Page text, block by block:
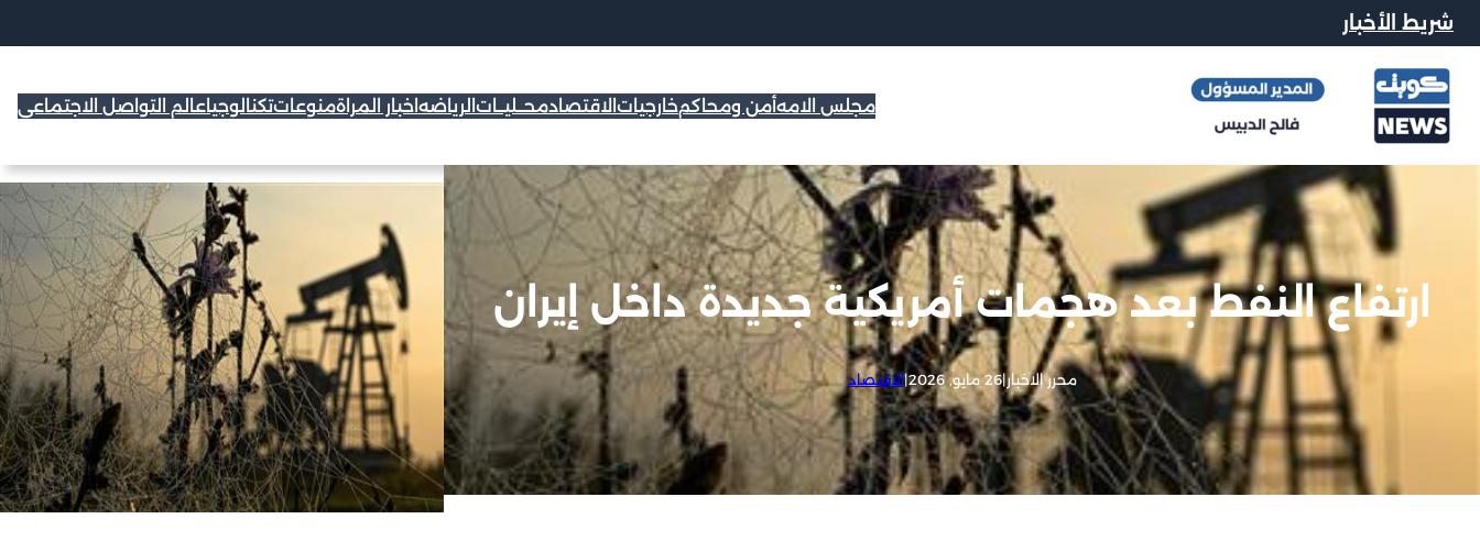
شريط الأخبار
مجلس الامهأمن ومحاكمخارجيات الاقتصادمحــليــات الرياضه اخبار المراةمنوعاتتكنالوجياعالم التواصل الاجتماعي
ارتفاع النفط بعد هجمات أمريكية جديدة داخل إيران
محرر الاخبار|26 مايو, 2026 |الاقتصاد